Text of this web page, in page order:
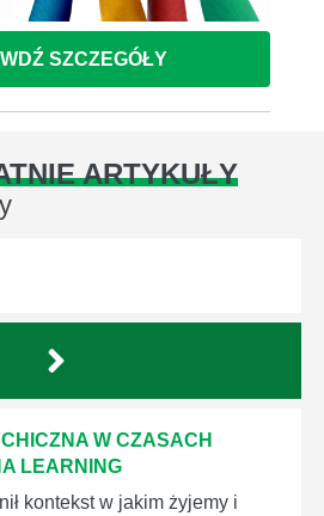
SZCZEGÓŁY
ARTYKUŁY
W CZASACH
LEARNING
kontekst w jakim żyjemy i